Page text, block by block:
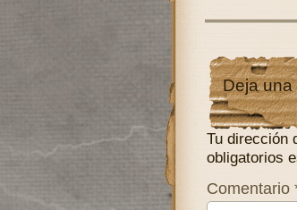
Deja una
Tu dirección
obligatorios
Comentario